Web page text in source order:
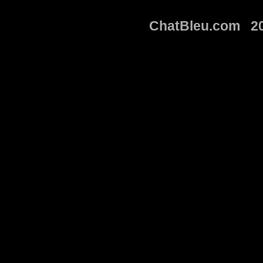
ChatBleu.com